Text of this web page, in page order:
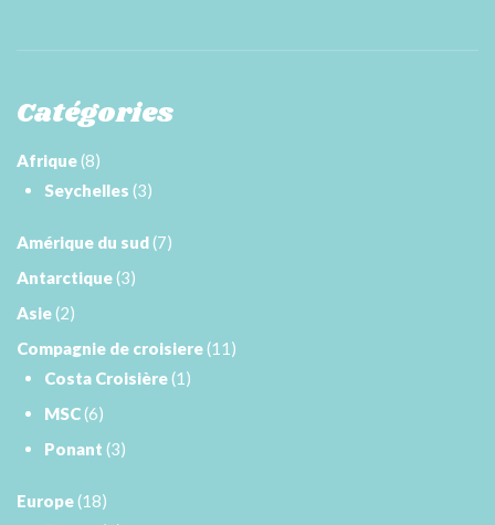
Catégories
Afrique(8)
Seychelles (3)
Amérique du sud(7)
Antarctique(3)
Asie(2)
Compagnie de croisiere(11)
Costa Croisière(1)
MSC(6)
Ponant (3)
Europe(18)